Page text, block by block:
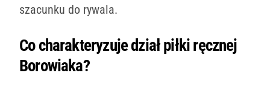
szacunku do rywala.
Co charakteryzuje dział piłki ręcznej
Borowiaka?